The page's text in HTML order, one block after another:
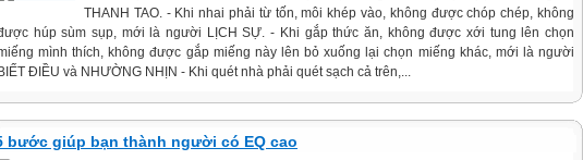
THANH TAO. - Khi nhai phải từ tốn, môi khép vào, không được chóp chép, không
húp sùm sụp, mới là người LỊCH SỰ. - Khi gắp thức ăn, không được xới tung lên chọn
mình thích, không được gắp miếng này lên bỏ xuống lại chọn miếng khác, mới là người
BIẾT ĐIỀU và NHƯỜNG NHỊN - Khi quét nhà phải quét sạch cả trên,...
bước giúp bạn thành người có EQ cao